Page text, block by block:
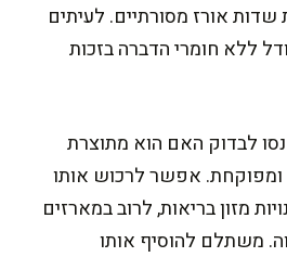
אורז מסורתיים. לעיתים
ללא חומרי הדברה בזכות
לבדוק האם הוא מתוצרת
אפשר לרכוש אותו
מזון בריאות, לרוב במארזים
משתלם להוסיף אותו